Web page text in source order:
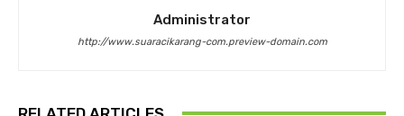
Administrator
http://www.suaracikarang-com.preview-domain.com